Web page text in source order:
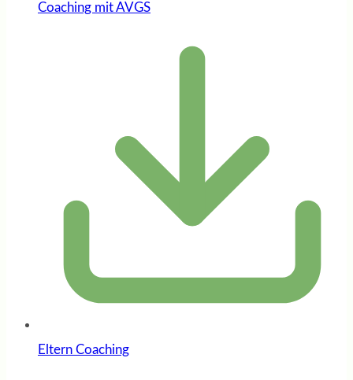
Coaching mit AVGS
Eltern Coaching